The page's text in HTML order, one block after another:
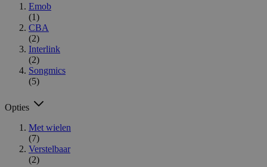
Emob
(1)
CBA
(2)
Interlink
(2)
Songmics
(5)
Opties
Met wielen
(7)
Verstelbaar
(2)